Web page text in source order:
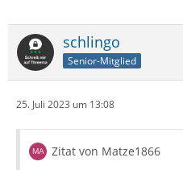
schlingo
Senior-Mitglied
25. Juli 2023 um 13:08
Zitat von Matze1866